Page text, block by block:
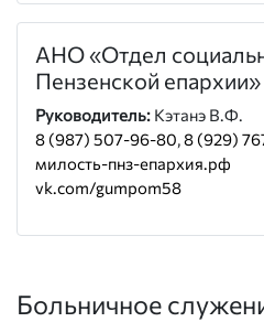
АНО «Отдел
Пензенской епархии»
Руководитель: Кэтанэ В.Ф.
8 (987) 507-96-80,8 (929)
милость-пнз-епархия.рф
vk.com/gumpom58
Больничное